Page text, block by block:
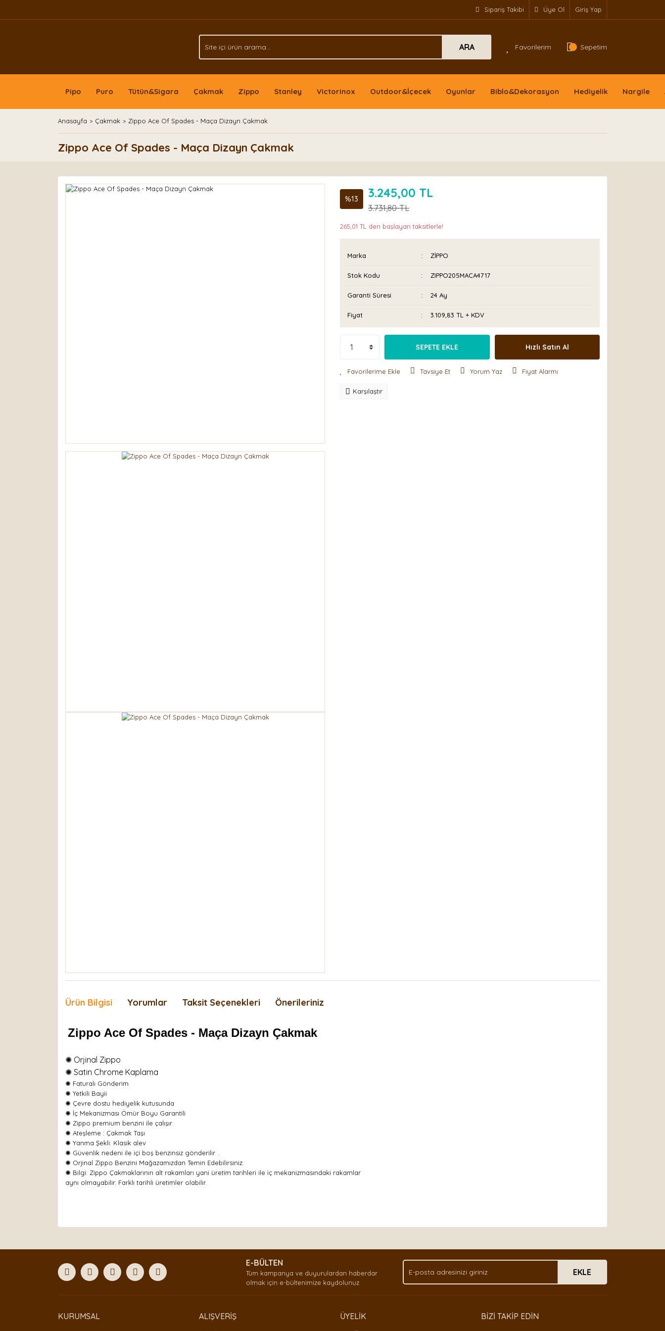
Sipariş Takibi Üye Ol Giriş Yap
ARA Favorilerim Sepetim
Pipo Puro Tütün&Sigara Çakmak Zippo Stanley Victorinox Outdoor&İçecek Oyunlar Biblo&Dekorasyon Hediyelik Nargile
Anasayfa Çakmak Zippo Ace Of Spades - Maça Dizayn Çakmak
Zippo Ace Of Spades - Maça Dizayn Çakmak
%13 3.245,00 TL
3.731,80 TL
265,01 TL den başlayan taksitlerle!
Marka ZİPPO
Stok Kodu ZIPPO205MACA4717
Garanti Süresi 24 Ay
Fiyat 3.109,83 TL + KDV
SEPETE EKLE Hızlı Satın Al
Tavsiye Et Yorum Yaz Fiyat Alarmı
Karşılaştır
Ürün Bilgisi Yorumlar Taksit Seçenekleri Önerileriniz
Zippo Ace Of Spades - Maça Dizayn Çakmak
✺ Orjinal Zippo
✺ Satin Chrome Kaplama
✺ Faturalı Gönderim
✺ Yetkili Bayii
✺ Çevre dostu hediyelik kutusunda
✺ İç Mekanizması Ömür Boyu Garantili
✺ Zippo premium benzini ile çalışır
✺ Ateşleme : Çakmak Taşı
✺ Yanma Şekli: Klasik alev
✺ Güvenlik nedeni ile içi boş benzinsiz gönderilir .
✺ Orjinal Zippo Benzini Mağazamızdan Temin Edebilirsiniz.
✺ Bilgi: Zippo Çakmaklarının alt rakamları yani üretim tarihleri ile iç mekanizmasındaki rakamlar
aynı olmayabilir. Farklı tarihli üretimler olabilir.
Ürün açıklamasında eksik bilgiler bulunuyor.
Bu ürüne benzer farklı alternatifler olmalı.
E-BÜLTEN
Tüm kampanya ve duyurulardan haberdar
olmak için e-bültenimize kaydolunuz.
EKLE
KURUMSAL ALIŞVERİŞ ÜYELİK BİZİ TAKİP EDİN